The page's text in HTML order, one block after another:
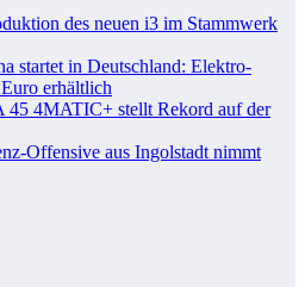
des neuen i3 im Stammwerk
startet in Deutschland: Elektro-
erhältlich
45 4MATIC+ stellt Rekord auf der
Offensive aus Ingolstadt nimmt